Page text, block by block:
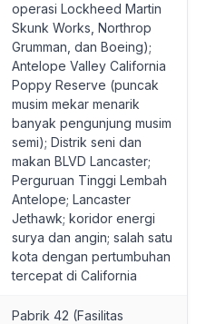
operasi Lockheed Martin
Skunk Works, Northrop
Grumman, dan Boeing);
Antelope Valley California
Poppy Reserve (puncak
musim mekar menarik
banyak pengunjung musim
semi); Distrik seni dan
makan BLVD Lancaster;
Perguruan Tinggi Lembah
Antelope; Lancaster
Jethawk; koridor energi
surya dan angin; salah satu
kota dengan pertumbuhan
tercepat di California
Pabrik 42 (Fasilitas